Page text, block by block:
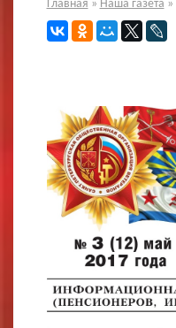
Главная » Наша газета »